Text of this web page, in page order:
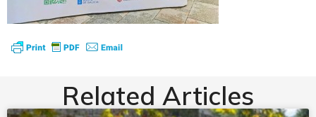
Related Articles